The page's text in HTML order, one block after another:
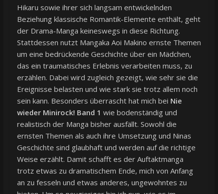
Hikaru sowie ihrer sich langsam entwickelnden
Beziehung klassische Romantik-Elemente enthält, geht
der Drama-Manga keineswegs in diese Richtung.
Stattdessen nutzt Mangaka Aoi Makino ernste Themen
um eine bedrückende Geschichte über ein Mädchen,
das ein traumatisches Erlebnis verarbeiten muss, zu
erzählen. Dabei wird zugleich gezeigt, wie sehr sie die
Ereignisse belasten und wie stark sie trotz allem noch
sein kann. Besonders überrascht hat mich bei Nie
wieder Minirock! Band 1 wie bodenständig und
realistisch der Manga bisher ausfällt. Sowohl die
ernsten Themen als auch ihre Umsetzung und Ninas
Geschichte sind glaubhaft und werden auf die richtige
Weise erzählt. Damit schafft es der Auftaktmanga
trotz etwas zu dramatischem Ende, mich von Anfang
an zu fesseln und etwas anderes, ungewohntes zu